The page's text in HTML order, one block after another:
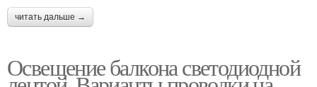
читать дальше →
Освещение балкона светодиодной